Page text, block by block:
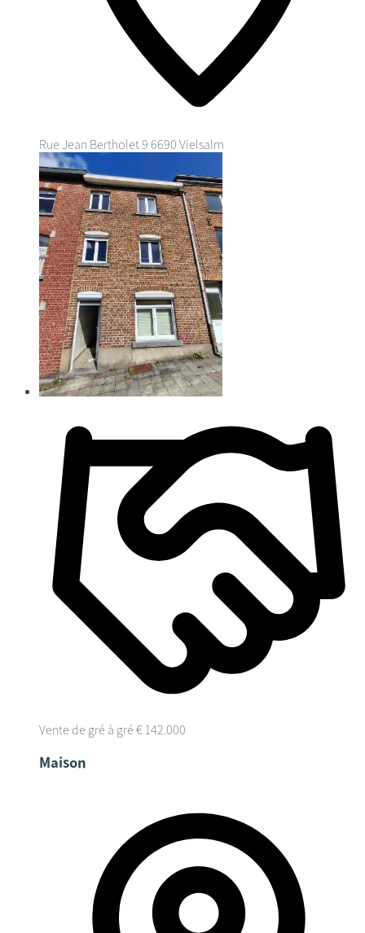
Rue Jean Bertholet 9 6690 Vielsalm
Vente de gré à gré € 142.000
Maison